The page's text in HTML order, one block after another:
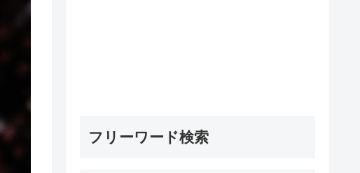
フリーワード検索